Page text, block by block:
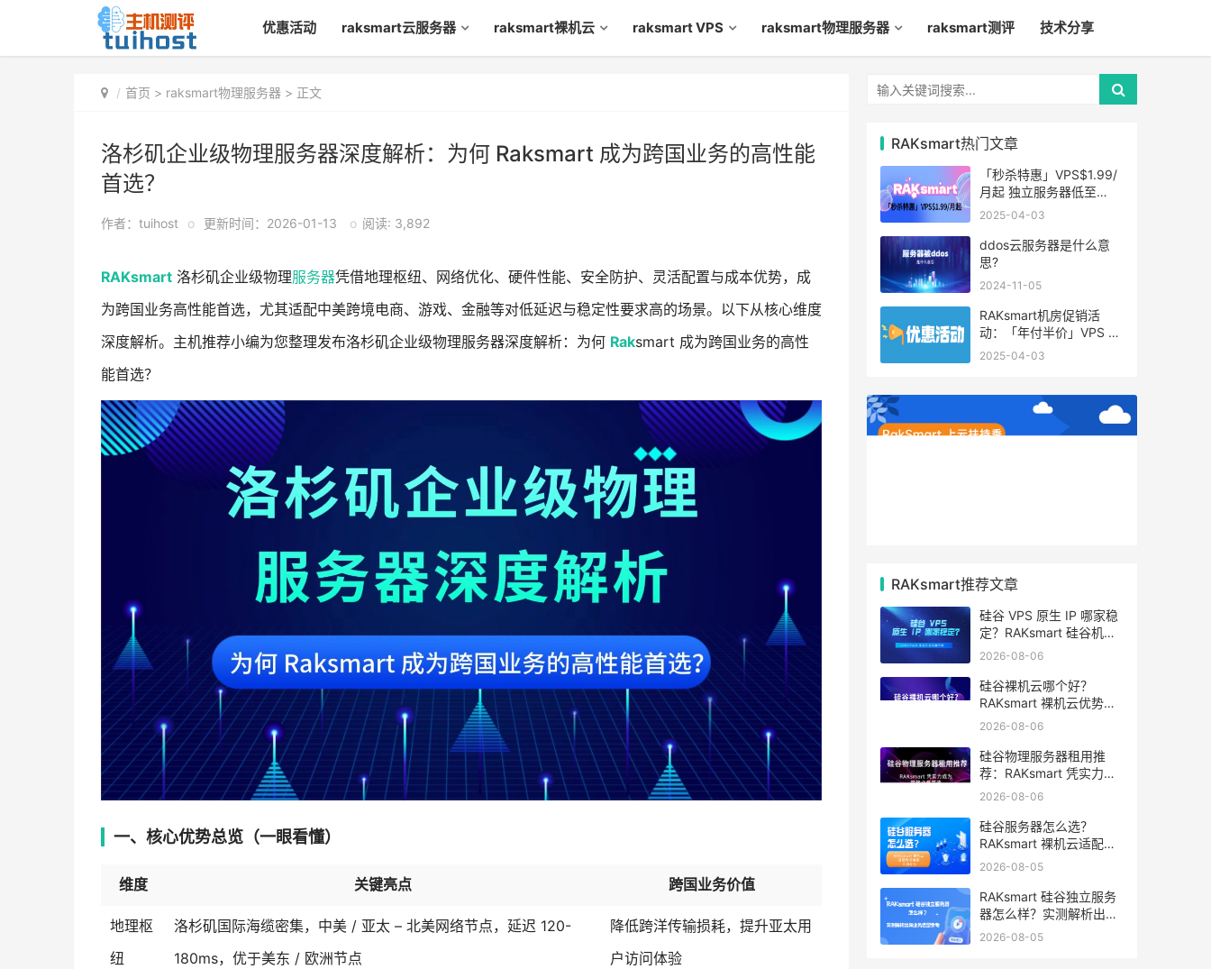
优惠活动 raksmart云服务器 raksmart裸机云 raksmart VPS raksmart物理服务器 raksmart测评 技术分享
首页 > raksmart物理服务器 > 正文
洛杉矶企业级物理服务器深度解析：为何 Raksmart 成为跨国业务的高性能
首选？
作者：tuihost o 更新时间：2026-01-13 o 阅读: 3,892
RAKsmart 洛杉矶企业级物理服务器凭借地理枢纽、网络优化、硬件性能、安全防护、灵活配置与成本优势，成
为跨国业务高性能首选，尤其适配中美跨境电商、游戏、金融等对低延迟与稳定性要求高的场景。以下从核心维度
深度解析。主机推荐小编为您整理发布洛杉矶企业级物理服务器深度解析：为何 Raksmart 成为跨国业务的高性
能首选？
一、核心优势总览（一眼看懂）
维度 关键亮点 跨国业务价值
地理枢
纽
洛杉矶国际海缆密集，中美 / 亚太 – 北美网络节点，延迟 120-
180ms，优于美东 / 欧洲节点
降低跨洋传输损耗，提升亚太用
户访问体验
RAKsmart热门文章
「秒杀特惠」VPS$1.99/
月起 独立服务器低至
$49/月起
2025-04-03
ddos云服务器是什么意
思?
2024-11-05
RAKsmart机房促销活
动：「年付半价」VPS 云
服务器仅$19.6/年起
2025-04-03
RAKsmart推荐文章
硅谷 VPS 原生 IP 哪家稳
定？RAKsmart 硅谷机房
深度评测
2026-08-06
硅谷裸机云哪个好？
RAKsmart 裸机云优势全
解析
2026-08-06
硅谷物理服务器租用推
荐：RAKsmart 凭实力成
为跨境业务首选
2026-08-06
硅谷服务器怎么选？
RAKsmart 裸机云适配跨
境电商 手游后台
2026-08-05
RAKsmart 硅谷独立服务
器怎么样？实测解析出海
业务选型参考
2026-08-05